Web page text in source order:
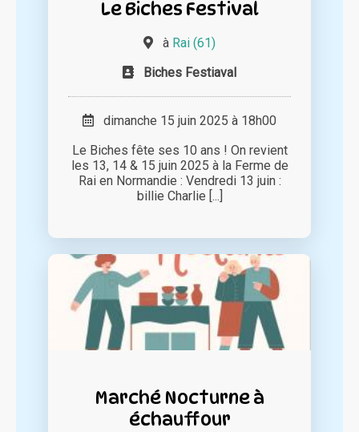
Le Biches Festival
à Rai (61)
Biches Festiaval
dimanche 15 juin 2025 à 18h00
Le Biches fête ses 10 ans ! On revient
les 13, 14 & 15 juin 2025 à la Ferme de
Rai en Normandie : Vendredi 13 juin :
billie Charlie [...]
Marché Nocturne à
échauffour